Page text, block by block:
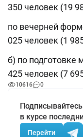
350 человек (19
по вечерней
025 человек (1
б) по подготовке
425 человек (7
10616 0
в курсе
Перейти